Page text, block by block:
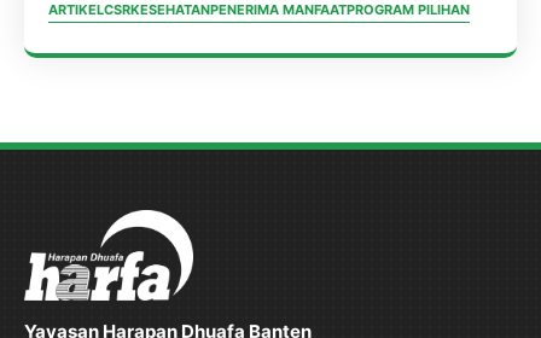
ARTIKELCSRKESEHATANPENERIMA MANFAATPROGRAM PILIHAN
Yayasan Harapan Dhuafa Banten